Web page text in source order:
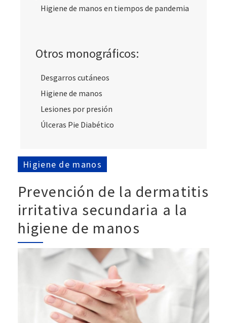
Higiene de manos en tiempos de pandemia
Otros monográficos:
Desgarros cutáneos
Higiene de manos
Lesiones por presión
Úlceras Pie Diabético
Higiene de manos
Prevención de la dermatitis
irritativa secundaria a la
higiene de manos